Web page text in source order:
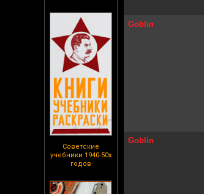
Советские
учебники 1940-50х
годов
Goblin
Goblin